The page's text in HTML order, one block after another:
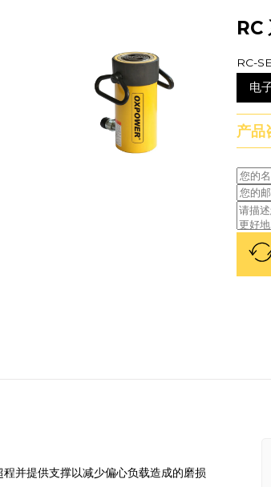
RC
RC-
电
产品
并提供支撑以减少偏心负载造成的磨损